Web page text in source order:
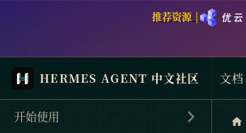
推荐资源 |
HERMES AGENT 中文社区 文档
开始使用